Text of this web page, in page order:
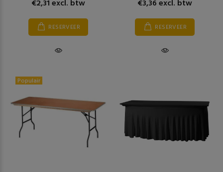
€2,31 excl. btw
RESERVEER
€3,36 excl. btw
RESERVEER
Populair